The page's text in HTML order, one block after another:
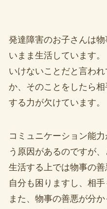
発達障害のお子さんは
いまま生活しています。
いけないことだと言わ
か、そのことをしたら
する力が欠けています。
コミュニケーション能
う原因があるのですが
生活する上では物事の
自分も困りますし、相手
また、物事の善悪が分